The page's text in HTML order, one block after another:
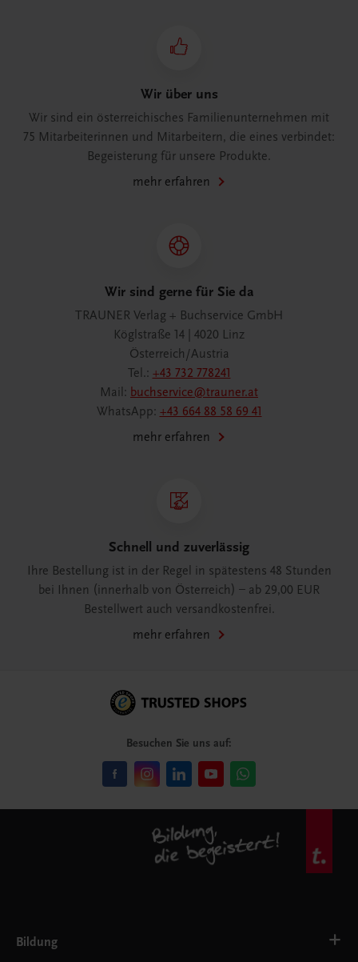
Wir über uns
Wir sind ein österreichisches Familienunternehmen mit
75 Mitarbeiterinnen und Mitarbeitern, die eines verbindet:
Begeisterung für unsere Produkte.
mehr erfahren
Wir sind gerne für Sie da
TRAUNER Verlag + Buchservice GmbH
Köglstraße 14 | 4020 Linz
Österreich/Austria
Tel.: +43 732 778241
Mail: buchservice@trauner.at
WhatsApp: +43 664 88 58 69 41
mehr erfahren
Schnell und zuverlässig
Ihre Bestellung ist in der Regel in spätestens 48 Stunden
bei Ihnen (innerhalb von Österreich) – ab 29,00 EUR
Bestellwert auch versandkostenfrei.
mehr erfahren
Besuchen Sie uns auf:
Bildung